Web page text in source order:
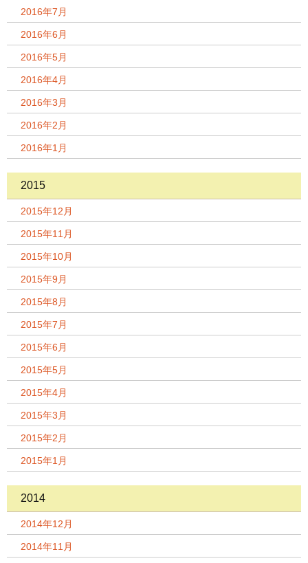
2016年7月
2016年6月
2016年5月
2016年4月
2016年3月
2016年2月
2016年1月
2015
2015年12月
2015年11月
2015年10月
2015年9月
2015年8月
2015年7月
2015年6月
2015年5月
2015年4月
2015年3月
2015年2月
2015年1月
2014
2014年12月
2014年11月